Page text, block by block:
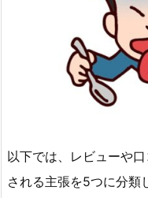
以下では、レビューや
される主張を5つに分類